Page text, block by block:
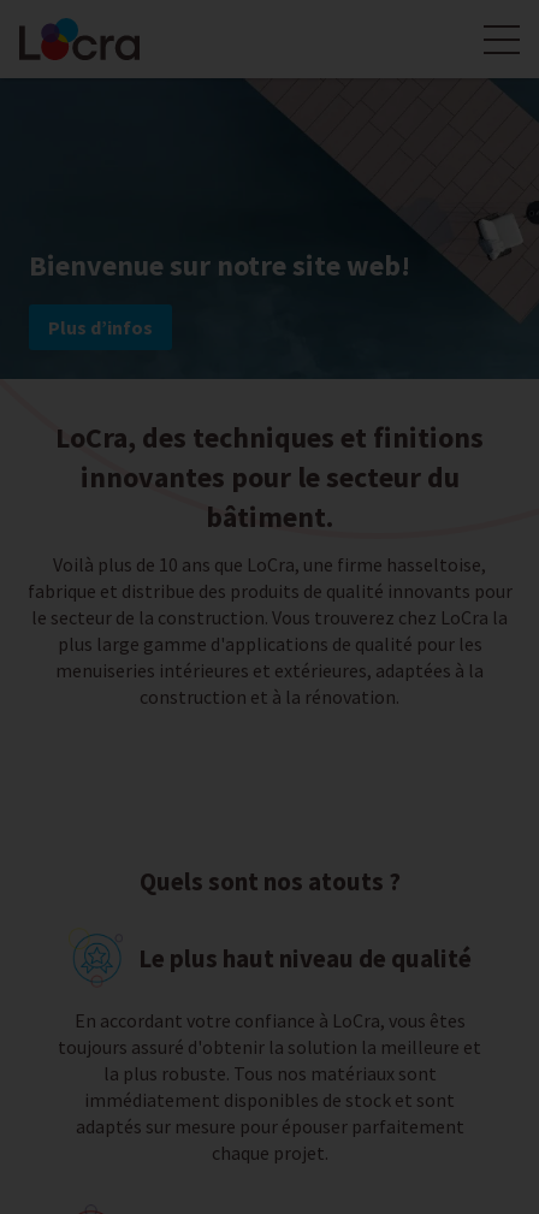
Bienvenue sur notre site web!
Plus d’infos
LoCra, des techniques et finitions
innovantes pour le secteur du
bâtiment.
Voilà plus de 10 ans que LoCra, une firme hasseltoise,
fabrique et distribue des produits de qualité innovants pour
le secteur de la construction. Vous trouverez chez LoCra la
plus large gamme d'applications de qualité pour les
menuiseries intérieures et extérieures, adaptées à la
construction et à la rénovation.
Quels sont nos atouts ?
Le plus haut niveau de qualité
En accordant votre confiance à LoCra, vous êtes
toujours assuré d'obtenir la solution la meilleure et
la plus robuste. Tous nos matériaux sont
immédiatement disponibles de stock et sont
adaptés sur mesure pour épouser parfaitement
chaque projet.